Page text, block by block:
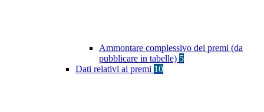
Ammontare complessivo dei premi (da
pubblicare in tabelle) 5
Dati relativi ai premi 10